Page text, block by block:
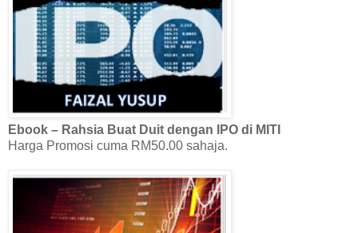
Ebook – Rahsia Buat Duit dengan IPO di MITI
Harga Promosi cuma RM50.00 sahaja.